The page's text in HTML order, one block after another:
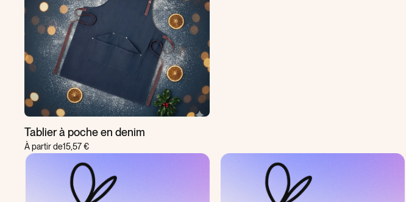
Tablier à poche en denim
À partir de15,57 €